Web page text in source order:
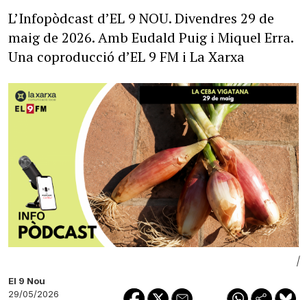
L’Infopòdcast d’EL 9 NOU. Divendres 29 de
maig de 2026. Amb Eudald Puig i Miquel Erra.
Una coproducció d’EL 9 FM i La Xarxa
|
El 9 Nou
29/05/2026